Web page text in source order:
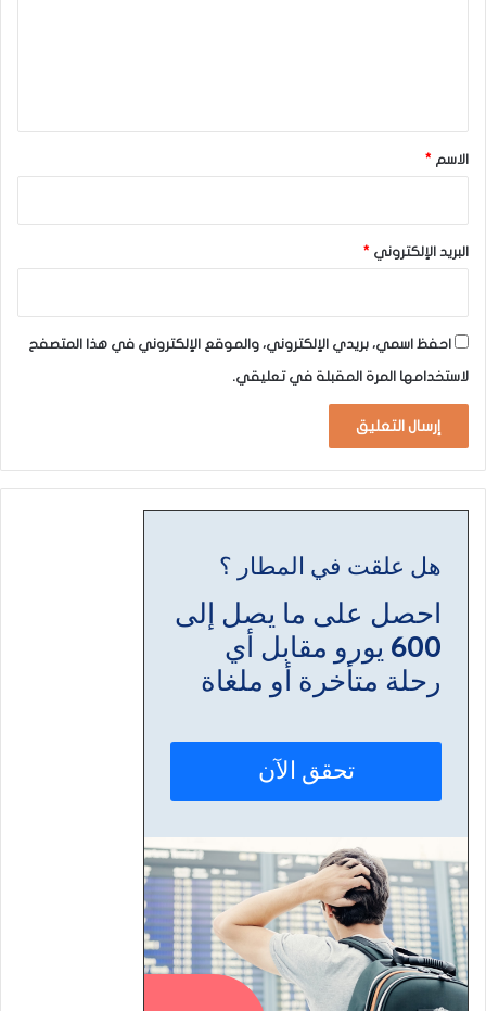
*الاسم *
البريد الإلكتروني *
احفظ اسمي، بريدي الإلكتروني، والموقع الإلكتروني في هذا المتصفح
لاستخدامها المرة المقبلة في تعليقي.